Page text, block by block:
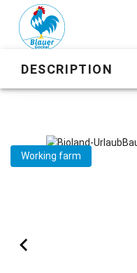
DESCRIPTION
Working farm